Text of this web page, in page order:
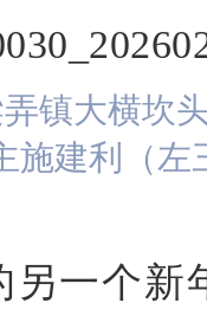
镇大横坎
施建利（
另一个